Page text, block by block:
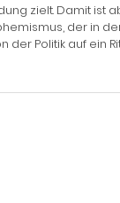
zielt. Damit ist
der in
der Politik auf ein